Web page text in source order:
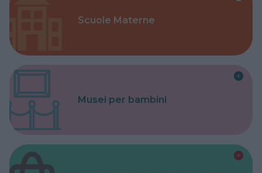
Scuole Materne
Musei per bambini